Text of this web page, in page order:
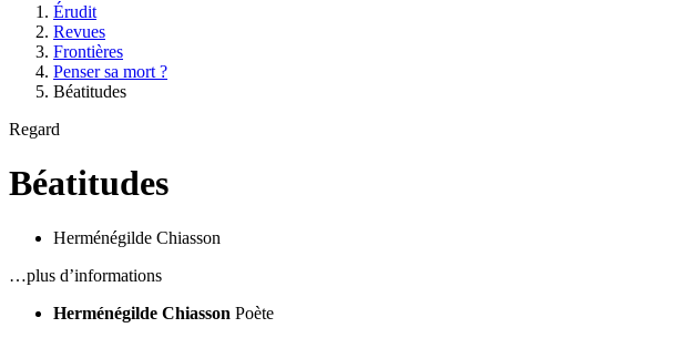
Érudit
Revues
Frontières
Penser sa mort ?
Béatitudes
Regard
Béatitudes
Herménégilde Chiasson
…plus d’informations
Herménégilde Chiasson Poète